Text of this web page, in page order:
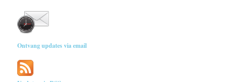
Ontvang updates via email